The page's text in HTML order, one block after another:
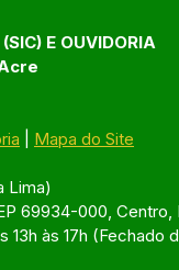
E OUVIDORIA
Mapa do Site
Lima)
69934-000, Centro,
às 17h (Fechado